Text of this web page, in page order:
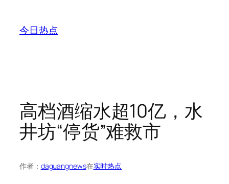
今日热点
高档酒缩水超10亿，水
井坊“停货”难救市
作者： daguangnews在实时热点